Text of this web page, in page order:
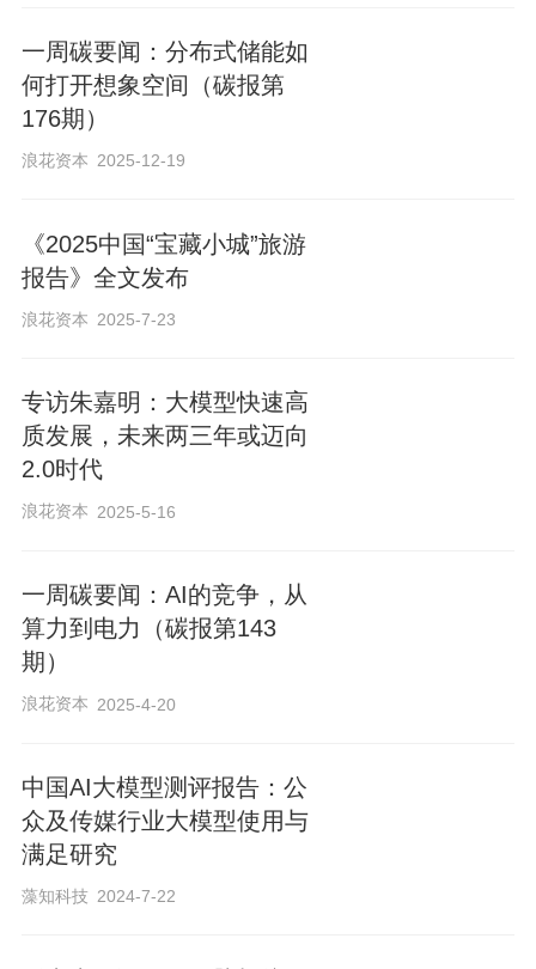
AI竞争从“预测Token”走向“预测世界”
陈博远表示，自2022年ChatGPT发布以
语言模型、多模态模型和智能体已经能够
完成金融、法律、代码、写作等大量虚拟
世界中的任务。但随着人工智能不断走向
景，AI发展的核心问题已经发生变化。
“语言模型学习的是虚拟世界里的语言，世
界模型要解决的是真实物理条件下的物理
界后，模型需要面对的不再只是文本指
令，而是包含空间、动作、受力、材料等
在内的全模态物理状态，因此世界模型将
成为下一阶段人工智能发展的重要方向。
陈博远表示，如果总结人工智能的发展路
径，可以发现过去和未来均在经历一次范
一周碳要闻：分布式储能如
何打开想象空间（碳报第
176期）
浪花资本 2025-12-19
《2025中国“宝藏小城”旅游
报告》全文发布
浪花资本 2025-7-23
专访朱嘉明：大模型快速高
质发展，未来两三年或迈向
2.0时代
浪花资本 2025-5-16
一周碳要闻：AI的竞争，从
算力到电力（碳报第143
期）
浪花资本 2025-4-20
中国AI大模型测评报告：公
众及传媒行业大模型使用与
满足研究
藻知科技 2024-7-22